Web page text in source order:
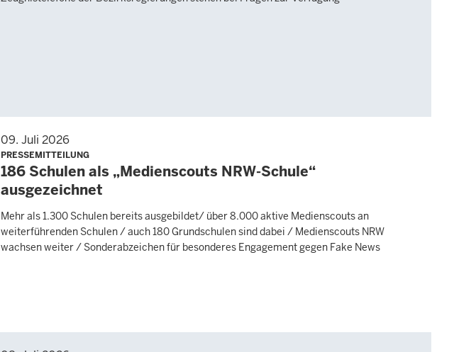
09. Juli 2026
PRESSEMITTEILUNG
186 Schulen als „Medienscouts NRW-Schule“
ausgezeichnet
Mehr als 1.300 Schulen bereits ausgebildet/ über 8.000 aktive Medienscouts an
weiterführenden Schulen / auch 180 Grundschulen sind dabei / Medienscouts NRW
wachsen weiter / Sonderabzeichen für besonderes Engagement gegen Fake News